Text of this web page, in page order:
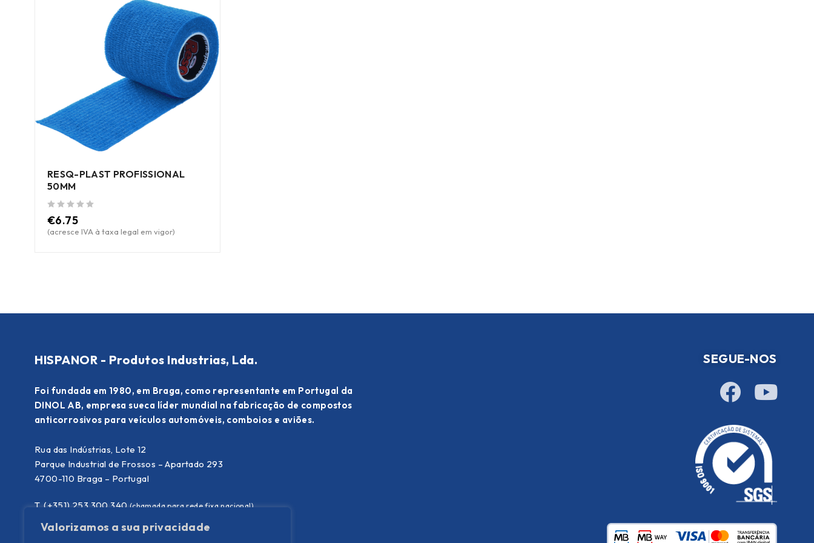
Valorizamos a sua privacidade
RESQ-PLAST PROFISSIONAL
50MM
€6.75
(acresce IVA à taxa legal em vigor)
HISPANOR - Produtos Industrias, Lda.
Foi fundada em 1980, em Braga, como representante em Portugal da
DINOL AB, empresa sueca líder mundial na fabricação de compostos
anticorrosivos para veículos automóveis, comboios e aviões.
Rua das Indústrias, Lote 12
Parque Industrial de Frossos – Apartado 293
4700-110 Braga – Portugal
T. (+351) 253 300 340(chamada para rede fixa nacional)
E. info@hispanor.pt
SEGUE-NOS